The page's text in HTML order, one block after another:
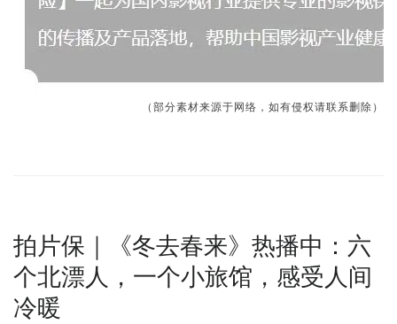
（部分素材来源于网络，如有侵权请联系删除）
拍片保｜《冬去春来》热播中：六
个北漂人，一个小旅馆，感受人间
冷暖